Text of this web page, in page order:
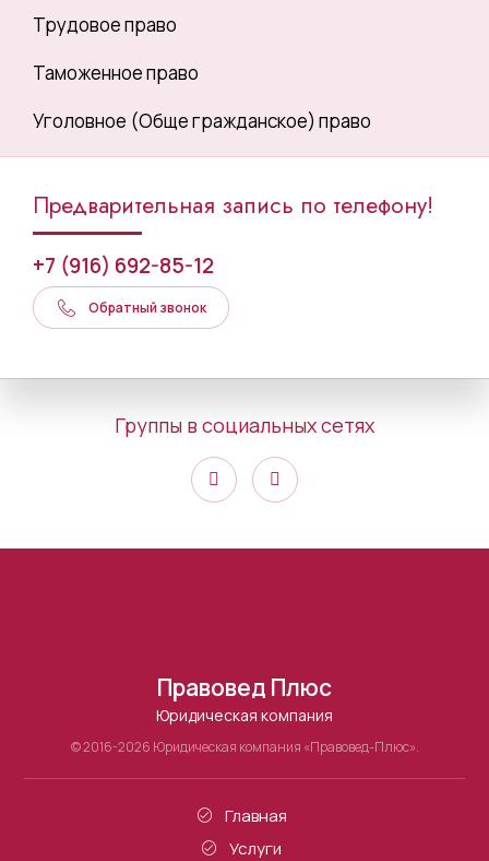
Трудовое право
Таможенное право
Уголовное (Обще гражданское) право
Предварительная запись по телефону!
+7 (916) 692-85-12
Обратный звонок
Группы в социальных сетях
Правовед Плюс
Юридическая компания
© 2016-2026 Юридическая компания «Правовед-Плюс».
Главная
Услуги